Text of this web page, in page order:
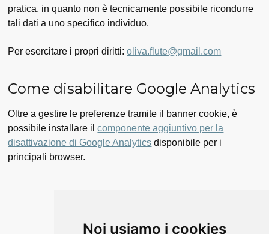
Noi usiamo i cookies
pratica, in quanto non è tecnicamente possibile ricondurre
tali dati a uno specifico individuo.
Per esercitare i propri diritti:oliva.flute@gmail.com
Come disabilitare Google Analytics
Oltre a gestire le preferenze tramite il banner cookie, è
possibile installare ilcomponente aggiuntivo per la
disattivazione di Google Analytics disponibile per i
principali browser.